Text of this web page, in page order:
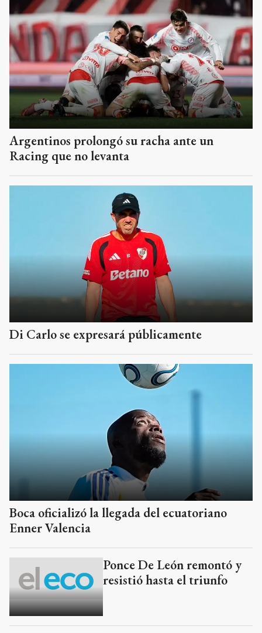
Argentinos prolongó su racha ante un
Racing que no levanta
Di Carlo se expresará públicamente
Boca oficializó la llegada del ecuatoriano
Enner Valencia
Ponce De León remontó y
resistió hasta el triunfo